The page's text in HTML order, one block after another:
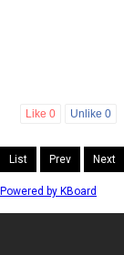
Like 0 Unlike 0
List Prev Next
Powered by KBoard